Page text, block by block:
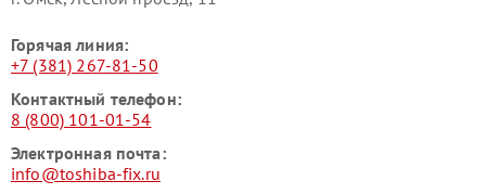
Горячая линия:
+7 (381) 267-81-50
Контактный телефон:
8 (800) 101-01-54
Электронная почта:
info@toshiba-fix.ru